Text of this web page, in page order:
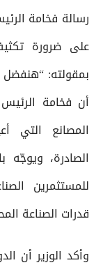
رسالة فخامة
على ضرورة
بمقولته: “هنفضل
أن فخامة
المصانع التي
الصادرة، ويوجّه
للمستثمرين
قدرات الصناعة
وأكد الوزير أن